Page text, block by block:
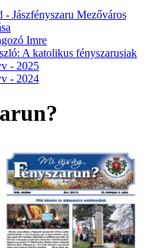
- Jászfényszaru Mezőváros
Imre
A katolikus fényszarusiak
- 2025
- 2024